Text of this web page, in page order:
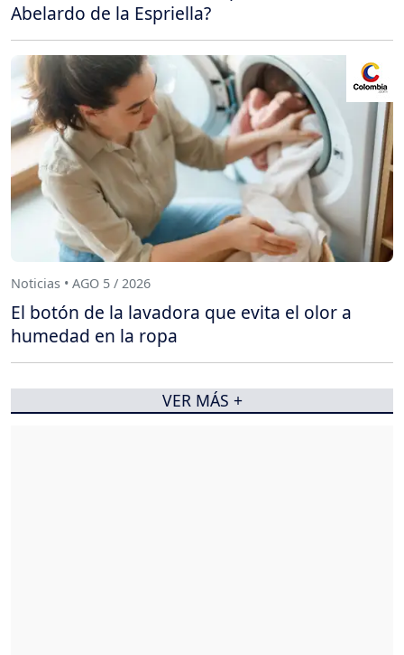
Abelardo de la Espriella?
Noticias • AGO 5 / 2026
El botón de la lavadora que evita el olor a
humedad en la ropa
VER MÁS +